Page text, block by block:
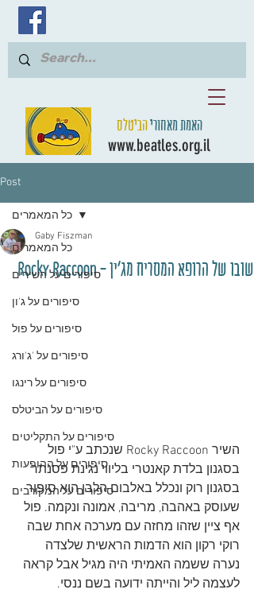
האמת מאחוריהביטלס
www.beatles.org.il
Post
כל המאמרים
סיפורים על השירים
סיפורים על ג'ון
סיפורים על פול
סיפורים על 'ג'ורג
סיפורים על רינגו
סיפורים על הביטלס
סיפורים על התקליטים
סיפורים על ההופעות
סיפורים על המקורבים
כל המאמרים
שובו של הרופא המסריח מג'ין - Rocky Raccoon
Gaby Fiszman
השיר Rocky Raccoon שנכתב ע"י פול
בסגנון בלדת קאנטרי בליווי נגינת פסנתר
בסגנון רוק ונכלל באלבום הלבן הוא סיפור
שעוסק באהבה, מריבה, אמונה ונקמה. פול
אף ציין שזהו מחזה עם מערכה אחת שבה
רוקי רקון הוא הדמות הראשית שלצדה
נערה ששמה האמיתי היה מגיל אבל קראה
לעצמה ליל והייתה ידועה בשם ננסי.